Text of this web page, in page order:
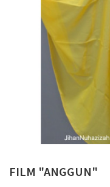
FILM "ANGGUN"